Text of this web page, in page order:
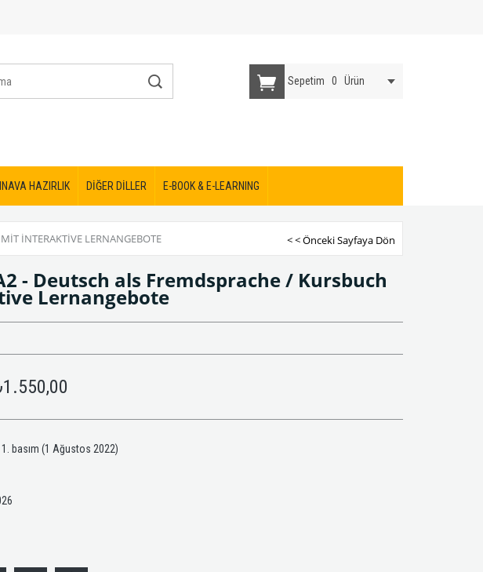
Sepetim 0 Ürün
HAZIRLIK DİĞER DİLLER E-BOOK & E-LEARNING
INTERAKTIVE LERNANGEBOTE < < Önceki Sayfaya Dön
- Deutsch als Fremdsprache / Kursbuch
Lernangebote
1. basım (1 Ağustos 2022)